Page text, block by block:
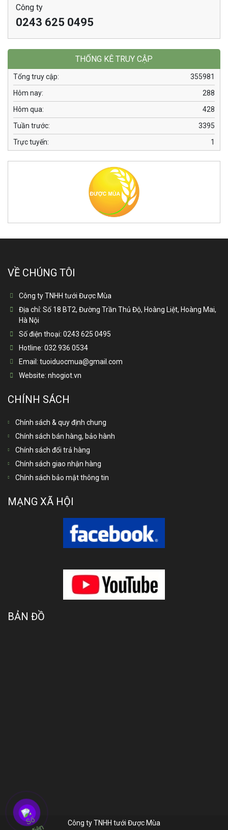
Công ty
0243 625 0495
THỐNG KÊ TRUY CẬP
355981
Tổng truy cập:
288
Hôm nay:
428
Hôm qua:
3395
Tuần trước:
1
Trực tuyến:
VỀ CHÚNG TÔI
Công ty TNHH tưới Được Mùa
Địa chỉ: Số 18 BT2, Đường Trần Thủ Độ, Hoàng Liệt, Hoàng Mai,
Hà Nội
Số điện thoại: 0243 625 0495
Hotline: 032 936 0534
Email: tuoiduocmua@gmail.com
Website: nhogiot.vn
CHÍNH SÁCH
Chính sách & quy định chung
Chính sách bán hàng, bảo hành
Chính sách đổi trả hàng
Chính sách giao nhận hàng
Chính sách bảo mật thông tin
MẠNG XÃ HỘI
BẢN ĐỒ
Công ty TNHH tưới Được Mùa